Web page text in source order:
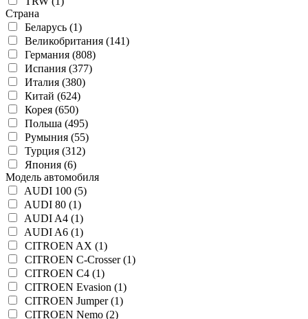
Страна
Беларусь (1)
Великобритания (141)
Германия (808)
Испания (377)
Италия (380)
Китай (624)
Корея (650)
Польша (495)
Румыния (55)
Турция (312)
Япония (6)
Модель автомобиля
AUDI 100 (5)
AUDI 80 (1)
AUDI A4 (1)
AUDI A6 (1)
CITROEN AX (1)
CITROEN C-Crosser (1)
CITROEN C4 (1)
CITROEN Evasion (1)
CITROEN Jumper (1)
CITROEN Nemo (2)